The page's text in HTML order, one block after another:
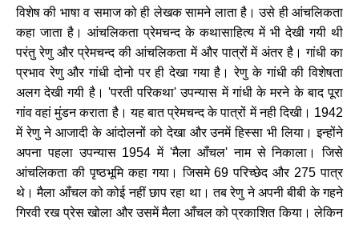
विशेष की भाषा व समाज को ही लेखक सामने लाता है। उसे ही आंचलिकता
कहा जाता है। आंचलिकता प्रेमचन्द के कथासाहित्य में भी देखी गयी थी
परंतु रेणु और प्रेमचन्द की आंचलिकता में और पात्रों में अंतर है। गांधी का
प्रभाव रेणु और गांधी दोनो पर ही देखा गया है। रेणु के गांधी की विशेषता
अलग देखी गयी है। 'परती परिकथा'उपन्यास में गांधी के मरने के बाद पूरा
गांव वहां मुंडन कराता है। यह बात प्रेमचन्द के पात्रों में नही दिखी। 1942
में रेणु ने आजादी के आंदोलनों को देखा और उनमें हिस्सा भी लिया। इन्होंने
अपना पहला उपन्यास 1954 में 'मैला आँचल'नाम से निकाला।
जिसे
आंचलिकता की पृष्ठभूमि कहा गया। जिसमे 69 परिच्छेद और 275 पात्र
थे। मैला आँचल को कोईनहीं छाप रहा था। तब रेणु ने अपनी बीबी के गहने
गिरवी रख प्रेस खोला और उसमें मैला आँचल को प्रकाशित किया। लेकिन